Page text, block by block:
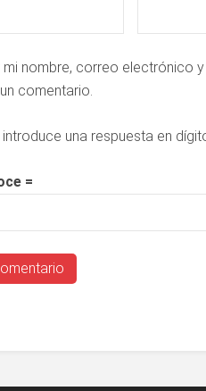
mi nombre, correo electrónico
comentario.
una respuesta en
=